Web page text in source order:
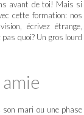
avant de toi! Mais si
cette formation: nos
écrivez étrange,
quoi? Un gros lourd
mari ou une phase